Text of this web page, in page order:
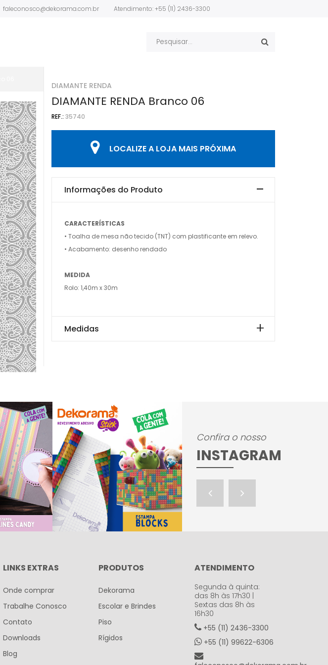
faleconosco@dekorama.com.br Atendimento: +55 (11) 2436-3300
DIAMANTE RENDA
DIAMANTE RENDA Branco 06
REF.: 35740
LOCALIZE A LOJA MAIS PRÓXIMA
Informações do Produto
CARACTERÍSTICAS
• Toalha de mesa não tecido (TNT) com plastificante em relevo.
• Acabamento: desenho rendado
MEDIDA
Rolo: 1,40m x 30m
Medidas
Confira o nosso
INSTAGRAM
LINKS EXTRAS
Onde comprar
Trabalhe Conosco
Contato
Downloads
Blog
PRODUTOS
Dekorama
Escolar e Brindes
Piso
Rígidos
ATENDIMENTO
Segunda à quinta:
das 8h às 17h30 |
Sextas das 8h às
16h30
+55 (11) 2436-3300
+55 (11) 99622-6306